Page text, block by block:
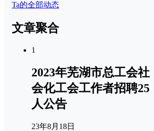
Ta的全部动态
文章聚合
1
2023年芜湖市总工会社
会化工会工作者招聘25
人公告
23年8月18日